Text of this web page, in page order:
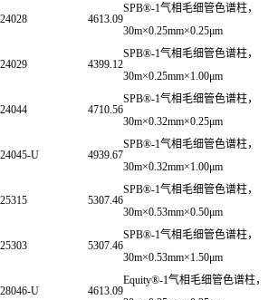
24028 4613.09
SPB®-1气相毛细管色谱柱，
30m×0.25mm×0.25μm
24029 4399.12
SPB®-1气相毛细管色谱柱，
30m×0.25mm×1.00μm
24044 4710.56
SPB®-1气相毛细管色谱柱，
30m×0.32mm×0.25μm
24045-U 4939.67
SPB®-1气相毛细管色谱柱，
30m×0.32mm×1.00μm
25315 5307.46
SPB®-1气相毛细管色谱柱，
30m×0.53mm×0.50μm
25303 5307.46
SPB®-1气相毛细管色谱柱，
30m×0.53mm×1.50μm
28046-U 4613.09
Equity®-1气相毛细管色谱柱，